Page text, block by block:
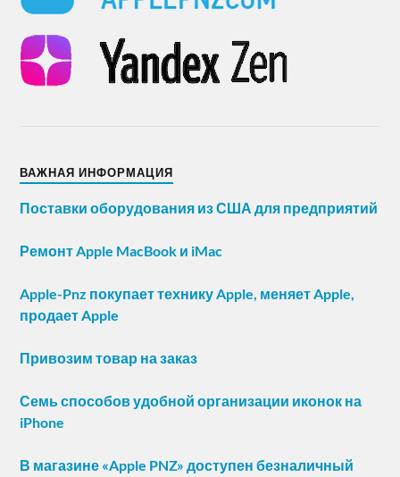
ВАЖНАЯ ИНФОРМАЦИЯ
Поставки оборудования из США для предприятий
Ремонт Apple MacBook и iMac
Apple-Pnz покупает технику Apple, меняет Apple,
продает Apple
Привозим товар на заказ
Семь способов удобной организации иконок на
iPhone
В магазине «Apple PNZ» доступен безналичный